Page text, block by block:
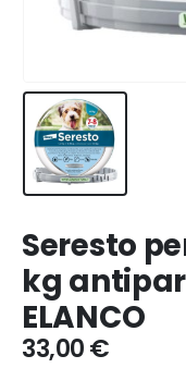
Seresto
kg
ELANCO
33,00€